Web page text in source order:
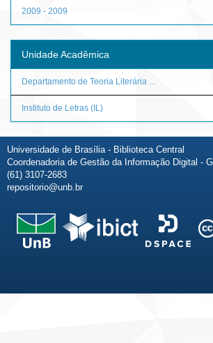
2009 - 2009
Unidade Acadêmica
Departamento de Teoria Literária ...
Instituto de Letras (IL)
Universidade de Brasília - Biblioteca Central
Coordenadoria de Gestão da Informação Digital -
(61) 3107-2683
repositorio@unb.br